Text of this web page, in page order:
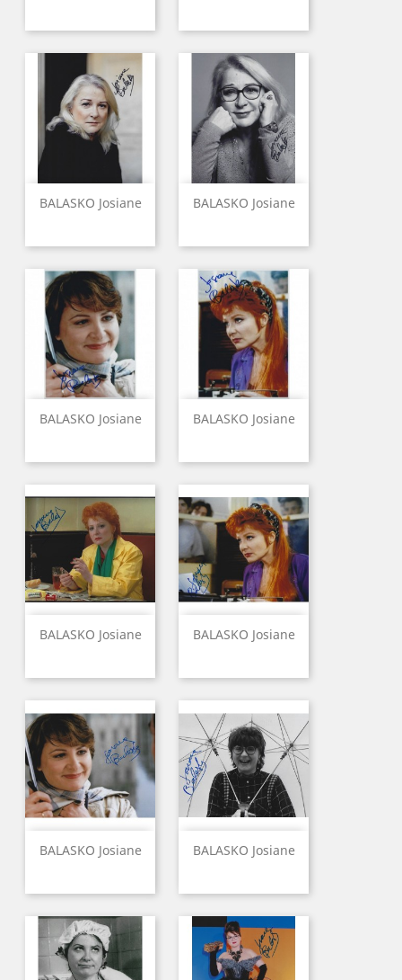
BALASKO Josiane BALASKO Josiane
BALASKO Josiane BALASKO Josiane
BALASKO Josiane BALASKO Josiane
BALASKO Josiane BALASKO Josiane